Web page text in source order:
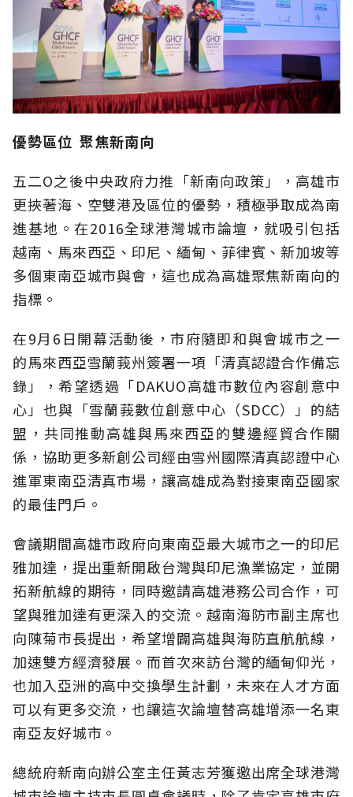
優勢區位聚焦新南向
五二O之後中央政府力推「新南向政策」，高雄市
更挾著海、空雙港及區位的優勢，積極爭取成為南
進基地。在2016全球港灣城市論壇，就吸引包括
越南、馬來西亞、印尼、緬甸、菲律賓、新加坡等
多個東南亞城市與會，這也成為高雄聚焦新南向的
指標。
在9月6日開幕活動後，市府隨即和與會城市之一
的馬來西亞雪蘭莪州簽署一項「清真認證合作備忘
錄」，希望透過「DAKUO高雄市數位內容創意中
心」也與「雪蘭莪數位創意中心（SDCC）」的結
盟，共同推動高雄與馬來西亞的雙邊經貿合作關
係，協助更多新創公司經由雪州國際清真認證中心
進軍東南亞清真市場，讓高雄成為對接東南亞國家
的最佳門戶。
會議期間高雄市政府向東南亞最大城市之一的印尼
雅加達，提出重新開啟台灣與印尼漁業協定，並開
拓新航線的期待，同時邀請高雄港務公司合作，可
望與雅加達有更深入的交流。越南海防市副主席也
向陳菊市長提出，希望增闢高雄與海防直航航線，
加速雙方經濟發展。而首次來訪台灣的緬甸仰光，
也加入亞洲的高中交換學生計劃，未來在人才方面
可以有更多交流，也讓這次論壇替高雄增添一名東
南亞友好城市。
總統府新南向辦公室主任黃志芳獲邀出席全球港灣